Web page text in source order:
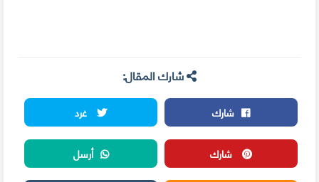
شارك المقال:
شارك
غرد
شارك
أرسل